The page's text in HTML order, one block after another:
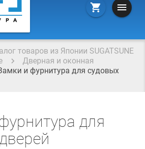
shopping_cart menu
товаров из Японии SUGATSUNE
Дверная и оконная
и фурнитура для судовых
для